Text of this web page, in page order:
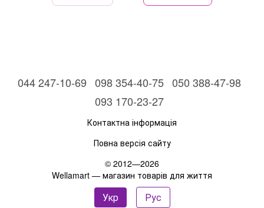
044 247-10-69 098 354-40-75 050 388-47-98
093 170-23-27
Контактна інформація
Повна версія сайту
© 2012—2026
Wellamart — магазин товарів для життя
Укр Рус